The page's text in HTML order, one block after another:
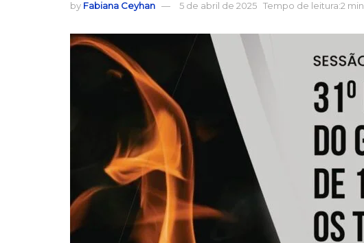
by Fabiana Ceyhan 5 de abril de 2025 Tempo de leitura:2 min